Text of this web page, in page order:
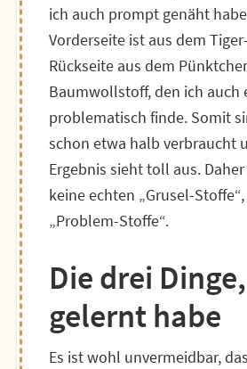
ich auch prompt genäht
Vorderseite ist aus dem
Rückseite aus dem
Baumwollstoff, den ich auch
problematisch finde. Somit
schon etwa halb verbraucht
Ergebnis sieht toll aus.
keine echten „Grusel-
„Problem-Stoffe“.
Die drei
gelernt habe
Es ist wohl unvermeidbar,